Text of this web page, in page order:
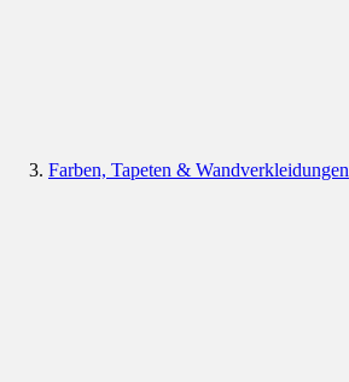
Farben, Tapeten & Wandverkleidungen